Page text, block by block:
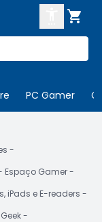

PC Gamer
Espaço Gamer
iPads e E-readers
Geek